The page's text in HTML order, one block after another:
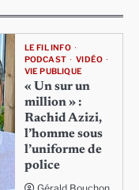
LE FIL INFO
PODCAST
VIDÉO
VIE PUBLIQUE
« Un sur un
million » :
Rachid Azizi,
l’homme sous
l’uniforme de
police